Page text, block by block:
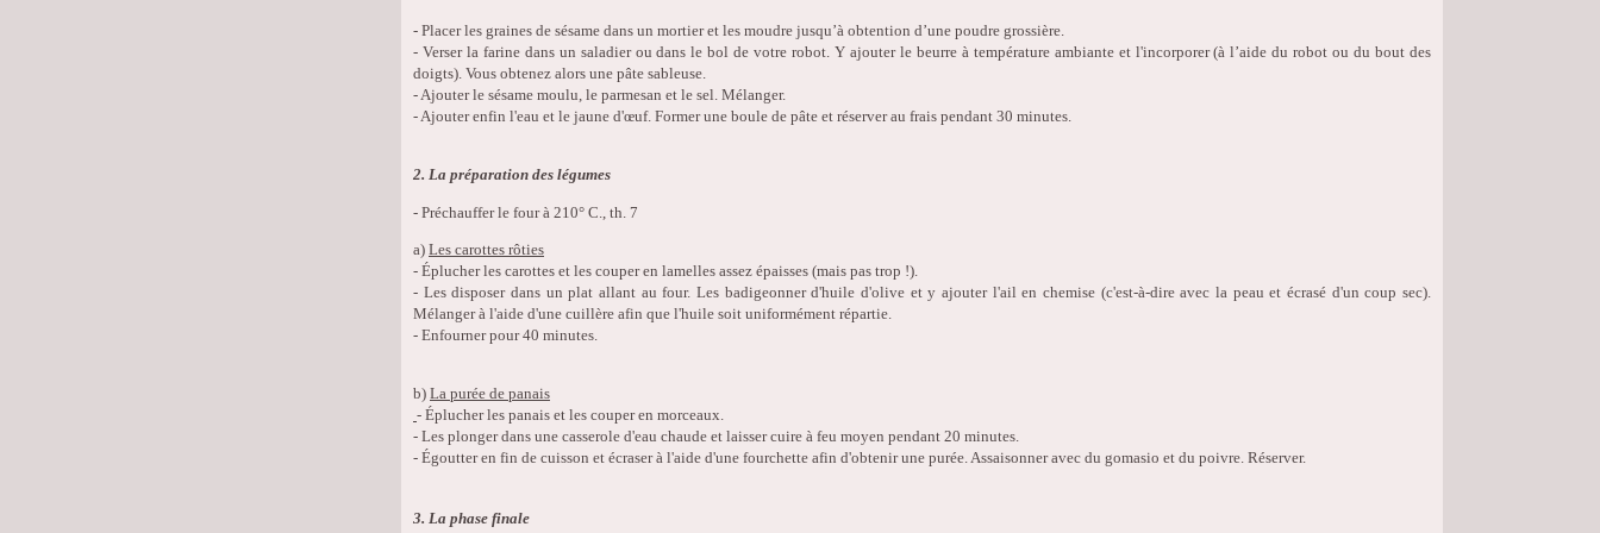
- Placer les graines de sésame dans un mortier et les moudre jusqu’à obtention d’une poudre grossière.
- Verser la farine dans un saladier ou dans le bol de votre robot. Y ajouter le beurre à température ambiante et l'incorporer (à l’aide du robot ou du bout des
doigts). Vous obtenez alors une pâte sableuse.
- Ajouter le sésame moulu, le parmesan et le sel. Mélanger.
- Ajouter enfin l'eau et le jaune d'œuf. Former une boule de pâte et réserver au frais pendant 30 minutes.
2. La préparation des légumes
- Préchauffer le four à 210° C., th. 7
a) Les carottes rôties
- Éplucher les carottes et les couper en lamelles assez épaisses (mais pas trop !).
- Les disposer dans un plat allant au four. Les badigeonner d'huile d'olive et y ajouter l'ail en chemise (c'est-à-dire avec la peau et écrasé d'un coup sec).
Mélanger à l'aide d'une cuillère afin que l'huile soit uniformément répartie.
- Enfourner pour 40 minutes.
b) La purée de panais
- Éplucher les panais et les couper en morceaux.
- Les plonger dans une casserole d'eau chaude et laisser cuire à feu moyen pendant 20 minutes.
- Égoutter en fin de cuisson et écraser à l'aide d'une fourchette afin d'obtenir une purée. Assaisonner avec du gomasio et du poivre. Réserver.
3. La phase finale